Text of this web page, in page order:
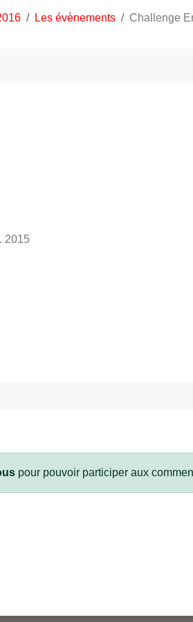
Les évènements Challenge
2015
pour pouvoir participer aux